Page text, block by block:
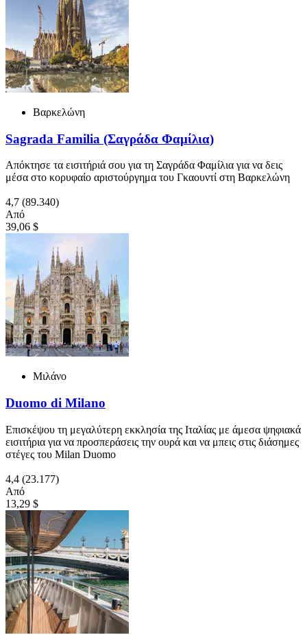
Βαρκελώνη
Sagrada Familia (Σαγράδα Φαμίλια)
Απόκτησε τα εισιτήριά σου για τη Σαγράδα Φαμίλια για να δεις
μέσα στο κορυφαίο αριστούργημα του Γκαουντί στη Βαρκελώνη
4,7 (89.340)
Από
39,06 $
Μιλάνο
Duomo di Milano
Επισκέψου τη μεγαλύτερη εκκλησία της Ιταλίας με άμεσα ψηφιακά
εισιτήρια για να προσπεράσεις την ουρά και να μπεις στις διάσημες
στέγες του Milan Duomo
4,4 (23.177)
Από
13,29 $